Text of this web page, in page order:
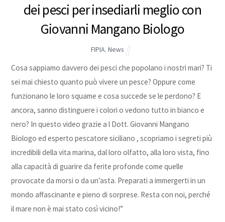
dei pesci per insediarli meglio con
Giovanni Mangano Biologo
FIPIA,News
Cosa sappiamo davvero dei pesci che popolano i nostri mari? Ti
sei mai chiesto quanto può vivere un pesce? Oppure come
funzionano le loro squame e cosa succede se le perdono? E
ancora, sanno distinguere i colori o vedono tutto in bianco e
nero? In questo video grazie a l Dott. Giovanni Mangano
Biologo ed esperto pescatore siciliano , scopriamo i segreti più
incredibili della vita marina, dal loro olfatto, alla loro vista, fino
alla capacità di guarire da ferite profonde come quelle
provocate da morsi o da un’asta. Preparati a immergerti in un
mondo affascinante e pieno di sorprese. Resta con noi, perché
il mare non è mai stato così vicino!”